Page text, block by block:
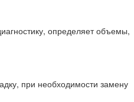
определяет объемы,
при необходимости замену